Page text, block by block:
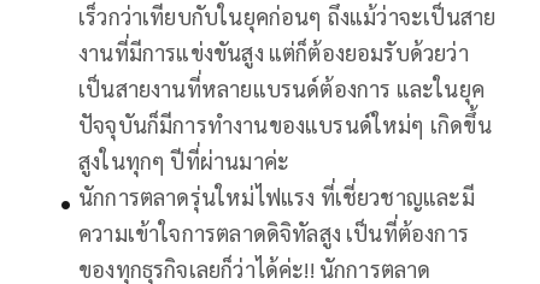
เร็วกว่าเทียบกับในยุคก่อนๆ ถึงแม้ว่าจะเป็นสาย
งานที่มีการแข่งขันสูง แต่ก็ต้องยอมรับด้วยว่า
เป็นสายงานที่หลายแบรนด์ต้องการ และในยุค
ปัจจุบันก็มีการทำงานของแบรนด์ใหม่ๆ เกิดขึ้น
สูงในทุกๆ ปีที่ผ่านมาค่ะ
นักการตลาดรุ่นใหม่ไฟแรง ที่เชี่ยวชาญและมี
ความเข้าใจการตลาดดิจิทัลสูง เป็นที่ต้องการ
ของทุกธุรกิจเลยก็ว่าได้ค่ะ!! นักการตลาด